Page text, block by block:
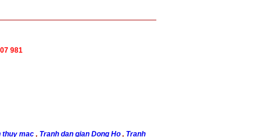
981
thuy mac , Tranh dan gian Dong Ho , Tranh